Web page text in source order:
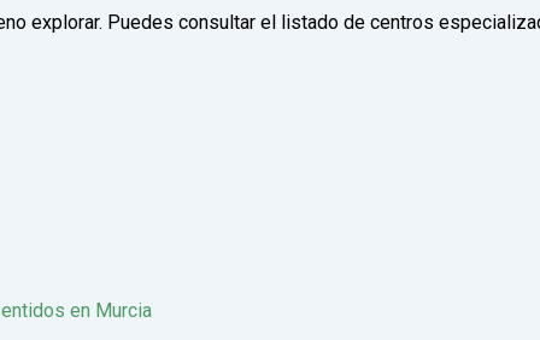
explorar. Puedes consultar el listado de centros
en Murcia